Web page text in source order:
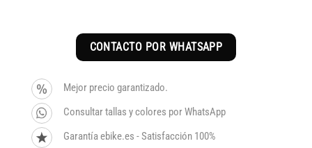
CONTACTO POR WHATSAPP
Mejor precio garantizado.
Consultar tallas y colores por WhatsApp
Garantía ebike.es - Satisfacción 100%